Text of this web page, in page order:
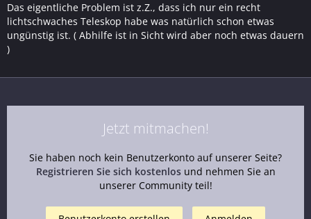
Das eigentliche Problem ist z.Z., dass ich nur ein recht
lichtschwaches Teleskop habe was natürlich schon etwas
ungünstig ist. ( Abhilfe ist in Sicht wird aber noch etwas dauern
)
Jetzt mitmachen!
Sie haben noch kein Benutzerkonto auf unserer Seite?
Registrieren Sie sich kostenlosund nehmen Sie an
unserer Community teil!